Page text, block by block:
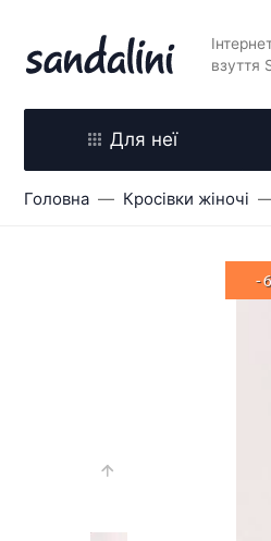
взуття
Для неї
Головна Кросівки жіночі
-